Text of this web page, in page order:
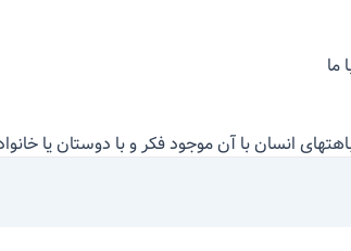
ما
انسان با آن موجود فکر و با دوستان یا